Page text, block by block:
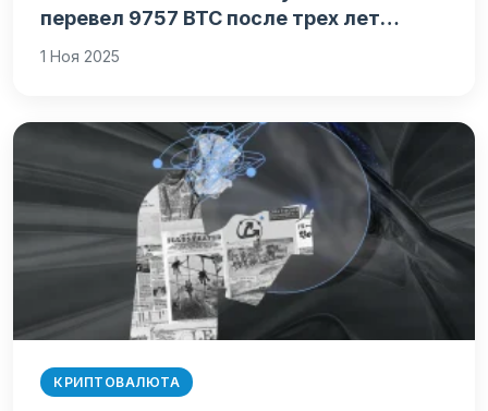
перевел 9757 BTC после трех лет…
1 Ноя 2025
КРИПТОВАЛЮТА